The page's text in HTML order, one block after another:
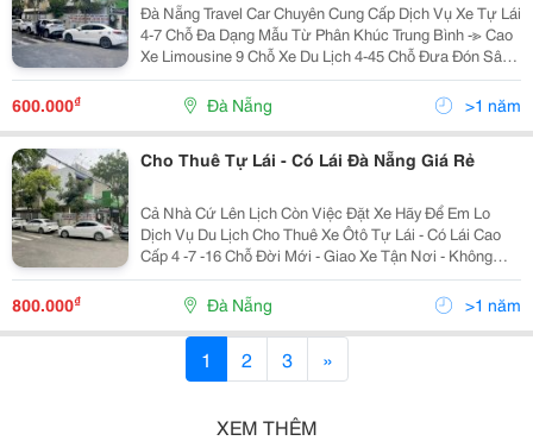
Đà Nẵng Travel Car Chuyên Cung Cấp Dịch Vụ Xe Tự Lái
4-7 Chỗ Đa Dạng Mẫu Từ Phân Khúc Trung Bình -≫ Cao
Xe Limousine 9 Chỗ Xe Du Lịch 4-45 Chỗ Đưa Đón Sân
Bay. Nhận Hợp Đồng Đi Tour. Thuê Xe Đi Công Tác Theo
Ngày Hoặc Tháng Nhận Chạy...
600.000₫ Đà Nẵng >1 năm
Cho Thuê Tự Lái - Có Lái Đà Nẵng Giá Rẻ
Cả Nhà Cứ Lên Lịch Còn Việc Đặt Xe Hãy Để Em Lo
Dịch Vụ Du Lịch Cho Thuê Xe Ôtô Tự Lái - Có Lái Cao
Cấp 4 -7 -16 Chỗ Đời Mới - Giao Xe Tận Nơi - Không
Tính Phí Rửa Xe - Xe Luôn Luôn Sạch Sẽ Khi Giao Cho
Khách - Phục Vụ 24/24 -...
800.000₫ Đà Nẵng >1 năm
1 2 3 »
XEM THÊM